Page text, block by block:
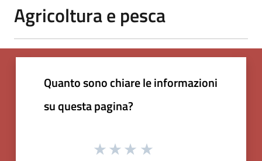
Agricoltura e pesca
Quanto sono chiare le informazioni
su questa pagina?